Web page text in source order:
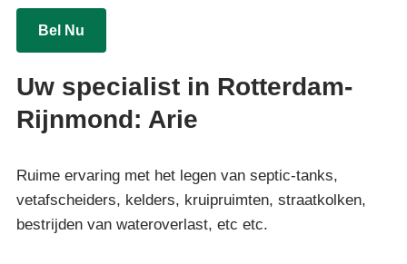
Bel Nu
Uw specialist in Rotterdam-
Rijnmond: Arie
Ruime ervaring met het legen van septic-tanks,
vetafscheiders, kelders, kruipruimten, straatkolken,
bestrijden van wateroverlast, etc etc.